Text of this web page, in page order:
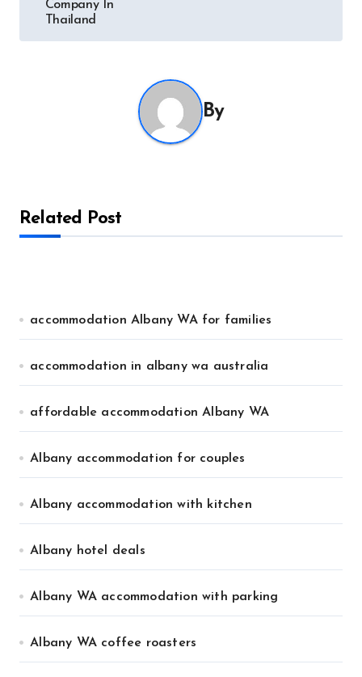
Company In
Thailand
By
Related Post
accommodation Albany WA for families
accommodation in albany wa australia
affordable accommodation Albany WA
Albany accommodation for couples
Albany accommodation with kitchen
Albany hotel deals
Albany WA accommodation with parking
Albany WA coffee roasters